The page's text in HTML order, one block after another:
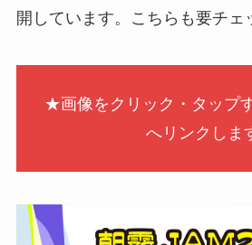
開しています。こちらも要チェ
★画像をクリック・タップ
へリンクしま